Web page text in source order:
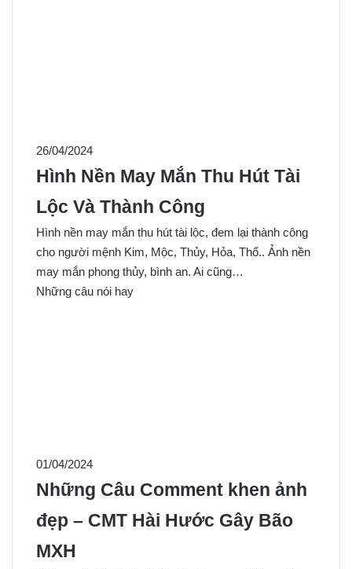
26/04/2024
Hình Nền May Mắn Thu Hút Tài
Lộc Và Thành Công
Hình nền may mắn thu hút tài lộc, đem lại thành công
cho người mệnh Kim, Mộc, Thủy, Hỏa, Thổ.. Ảnh nền
may mắn phong thủy, bình an. Ai cũng…
Những câu nói hay
01/04/2024
Những Câu Comment khen ảnh
đẹp – CMT Hài Hước Gây Bão
MXH